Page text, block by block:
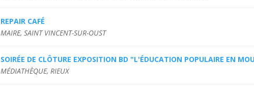
REPAIR CAFÉ
MAIRE, SAINT VINCENT-SUR-OUST
SOIRÉE DE CLÔTURE EXPOSITION BD "L'ÉDUCATION POPULAIRE EN
MÉDIATHÈQUE, RIEUX